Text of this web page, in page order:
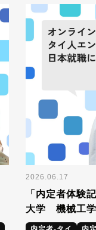
2026.06.17
「内定者体験
大学 機械工学